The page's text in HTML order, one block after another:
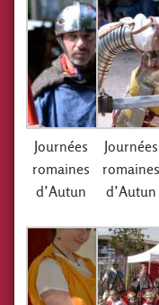
Journées
romaines
d’Autun
Journées
romaines
d’Autun